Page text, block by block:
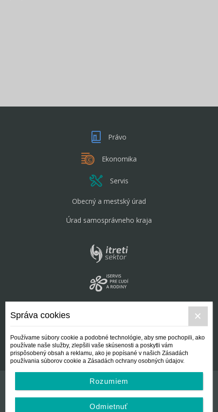
Právo
Ekonomika
Servis
Obecný a mestský úrad
Úrad samosprávneho kraja
Kontakt
Všeobecné podmienky
Správa cookies
Používame súbory cookie a podobné technológie, aby sme pochopili, ako
používate naše služby, zlepšili vaše skúsenosti a poskytli vám
prispôsobený obsah a reklamu, ako je popísané v našich Zásadách
používania súborov cookie a Zásadách ochrany osobných údajov.
Rozumiem
Odmietnuť